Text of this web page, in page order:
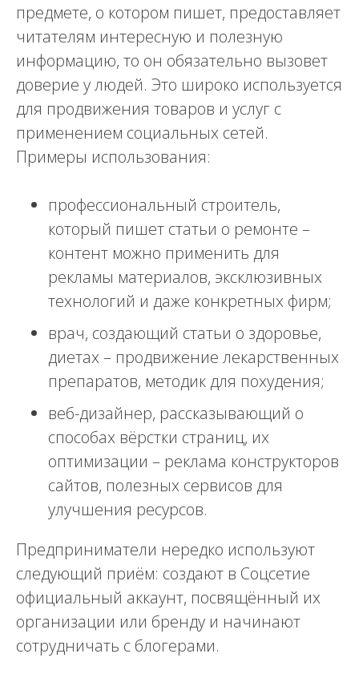
предмете, о котором пишет, предоставляет
читателям интересную и полезную
информацию, то он обязательно вызовет
доверие у людей. Это широко используется
для продвижения товаров и услуг с
применением социальных сетей.
Примеры использования:
профессиональный строитель,
который пишет статьи о ремонте –
контент можно применить для
рекламы материалов, эксклюзивных
технологий и даже конкретных фирм;
врач, создающий статьи о здоровье,
диетах – продвижение лекарственных
препаратов, методик для похудения;
веб-дизайнер, рассказывающий о
способах вёрстки страниц, их
оптимизации – реклама конструкторов
сайтов, полезных сервисов для
улучшения ресурсов.
Предприниматели нередко используют
следующий приём: создают в Соцсетие
официальный аккаунт, посвящённый их
организации или бренду и начинают
сотрудничать с блогерами.